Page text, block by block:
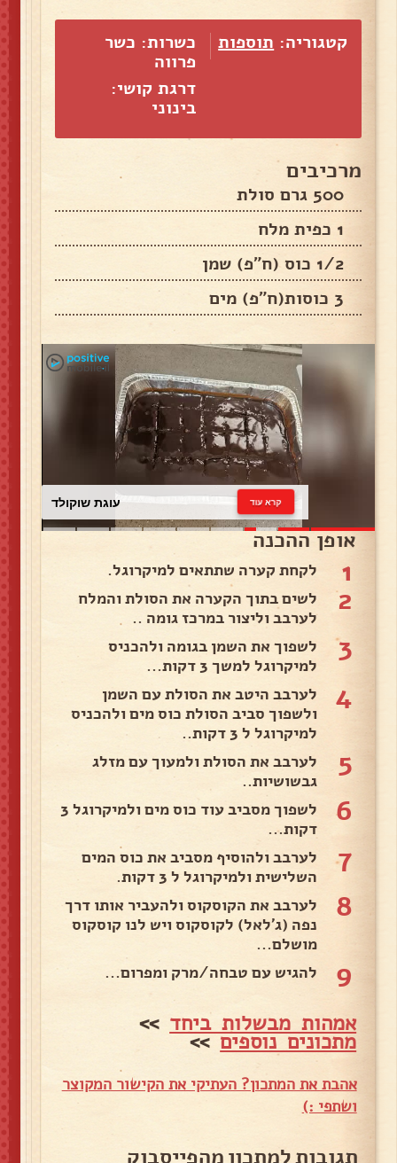
קטגוריה: תוספות
כשרות: כשר
פרווה
דרגת קושי:
בינוני
מרכיבים
500 גרם סולת
1 כפית מלח
1/2 כוס (ח"פ) שמן
3 כוסות(ח"פ) מים
עוגת שוקולד קרא עוד
אופן ההכנה
1 לקחת קערה שתתאים למיקרוגל.
2
לשים בתוך הקערה את הסולת והמלח
לערבב וליצור במרכז גומה ..
3
לשפוך את השמן בגומה ולהכניס
למיקרוגל למשך 3 דקות...
4
לערבב היטב את הסולת עם השמן
ולשפוך סביב הסולת כוס מים ולהכניס
למיקרוגל ל 3 דקות..
5
לערבב את הסולת ולמעוך עם מזלג
גבשושיות..
6
לשפוך מסביב עוד כוס מים ולמיקרוגל 3
דקות...
7
לערבב ולהוסיף מסביב את כוס המים
השלישית ולמיקרוגל ל 3 דקות.
8
לערבב את הקוסקוס ולהעביר אותו דרך
נפה (ג'לאל) לקוסקוס ויש לנו קוסקוס
מושלם...
9 להגיש עם טבחה/מרק ומפרום...
אמהות מבשלות ביחד >>
מתכונים נוספים>>
אהבת את המתכון? העתיקי את הקישור המקוצר
ושתפי :)
תגובות למתכון מהפייסבוק